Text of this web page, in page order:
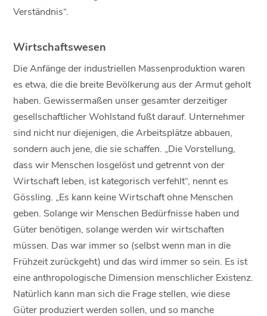
Verständnis“.
Wirtschaftswesen
Die Anfänge der industriellen Massenproduktion waren
es etwa, die die breite Bevölkerung aus der Armut geholt
haben. Gewissermaßen unser gesamter derzeitiger
gesellschaftlicher Wohlstand fußt darauf. Unternehmer
sind nicht nur diejenigen, die Arbeitsplätze abbauen,
sondern auch jene, die sie schaffen. „Die Vorstellung,
dass wir Menschen losgelöst und getrennt von der
Wirtschaft leben, ist kategorisch verfehlt“, nennt es
Gössling. „Es kann keine Wirtschaft ohne Menschen
geben. Solange wir Menschen Bedürfnisse haben und
Güter benötigen, solange werden wir wirtschaften
müssen. Das war immer so (selbst wenn man in die
Frühzeit zurückgeht) und das wird immer so sein. Es ist
eine anthropologische Dimension menschlicher Existenz.
Natürlich kann man sich die Frage stellen, wie diese
Güter produziert werden sollen, und so manche